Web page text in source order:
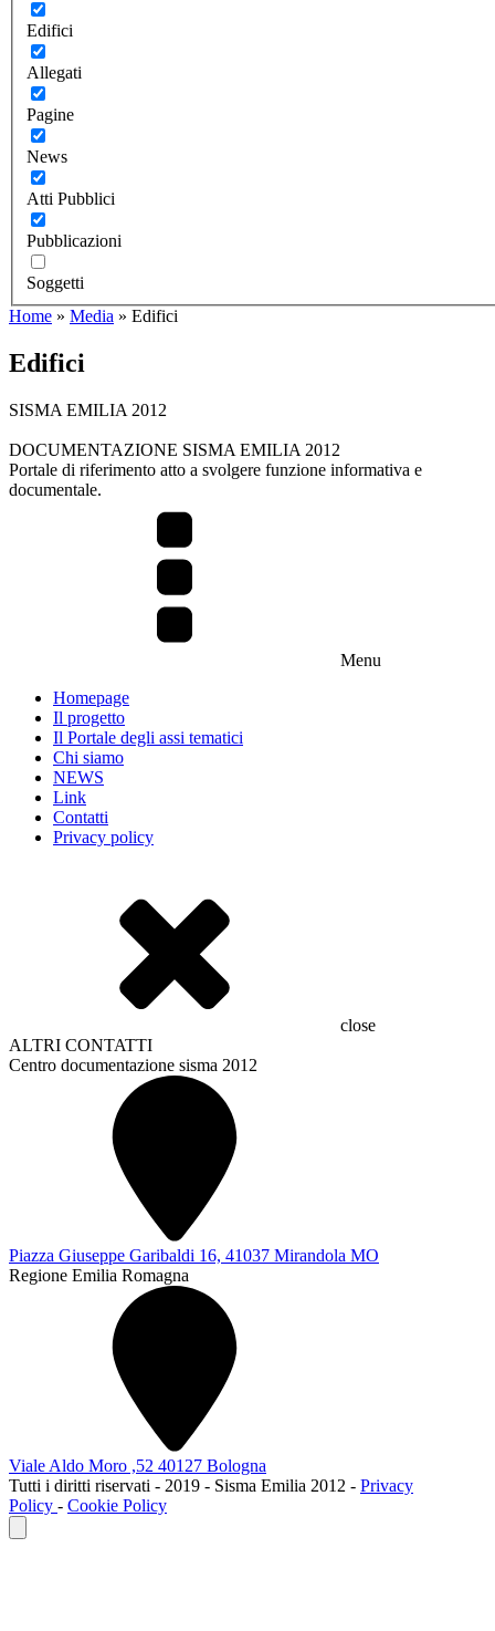
Edifici
Allegati
Pagine
News
Atti Pubblici
Pubblicazioni
Soggetti
Home » Media » Edifici
Edifici
SISMA EMILIA 2012
DOCUMENTAZIONE SISMA EMILIA 2012
Portale di riferimento atto a svolgere funzione informativa e
documentale.
Menu
Homepage
Il progetto
Il Portale degli assi tematici
Chi siamo
NEWS
Link
Contatti
Privacy policy
close
ALTRI CONTATTI
Centro documentazione sisma 2012
Piazza Giuseppe Garibaldi 16, 41037 Mirandola MO
Regione Emilia Romagna
Viale Aldo Moro ,52 40127 Bologna
Tutti i diritti riservati - 2019 - Sisma Emilia 2012 - Privacy
Policy - Cookie Policy